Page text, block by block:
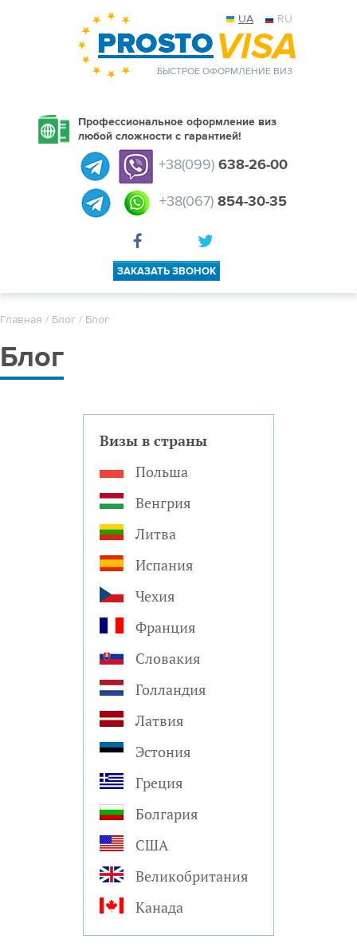
UA RU
БЫСТРОЕ ОФОРМЛЕНИЕ ВИЗ
Профессиональное оформление виз
любой сложности с гарантией!
+38(099) 638-26-00
+38(067) 854-30-35
ЗАКАЗАТЬ ЗВОНОК
Главная / Блог / Блог
Блог
Визы в страны
Польша
Венгрия
Литва
Испания
Чехия
Франция
Словакия
Голландия
Латвия
Эстония
Греция
Болгария
США
Великобритания
Канада